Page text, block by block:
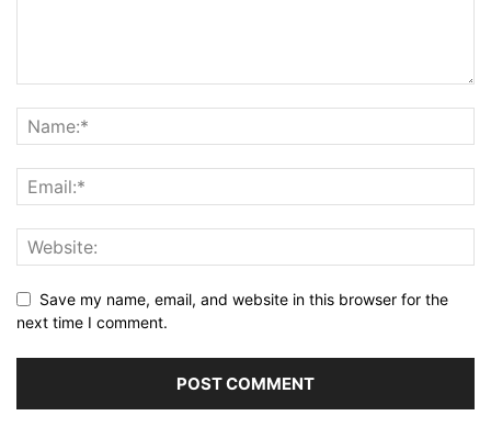
Save my name, email, and website in this browser for the
next time I comment.